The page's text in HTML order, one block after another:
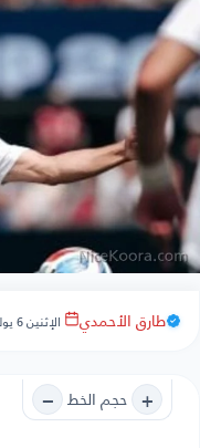
طارق الأحمدي الإثنين 6 يوليو 2026
+ حجم الخط −